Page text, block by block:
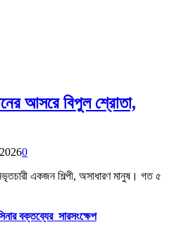
আসরে বিপুল শ্রোতা,
0
একজন শিল্পী, অসাধারণ মানুষ। গত ৫
বক্তব্যের সারসংক্ষেপ